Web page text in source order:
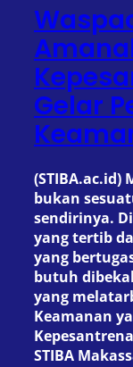
Gelar
(STIBA.ac.id)
bukan
sendirinya.
yang tertib
yang
butuh
yang
Keamanan
STIBA